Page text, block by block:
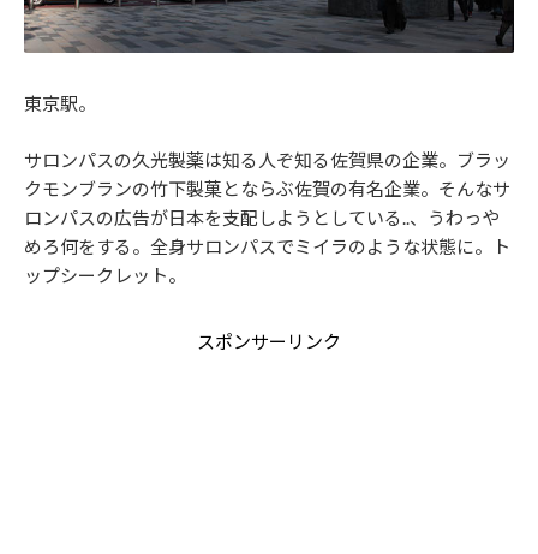
東京駅。
サロンパスの久光製薬は知る人ぞ知る佐賀県の企業。ブラッ
クモンブランの竹下製菓とならぶ佐賀の有名企業。そんなサ
ロンパスの広告が日本を支配しようとしている..、うわっや
めろ何をする。全身サロンパスでミイラのような状態に。ト
ップシークレット。
スポンサーリンク